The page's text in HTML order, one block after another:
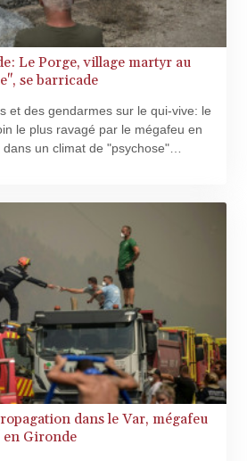
Le Porge, village martyr au
se barricade
et des gendarmes sur le qui-vive: le
le plus ravagé par le mégafeu en
un climat de "psychose"
de pillages et de pyromanes.
dans le Var, mégafeu
Gironde